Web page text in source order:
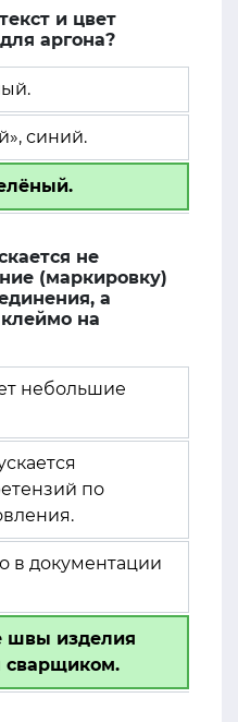
и цвет
аргона?
синий.
не
(маркировку)
а
на
небольшие
по
в документации
швы изделия